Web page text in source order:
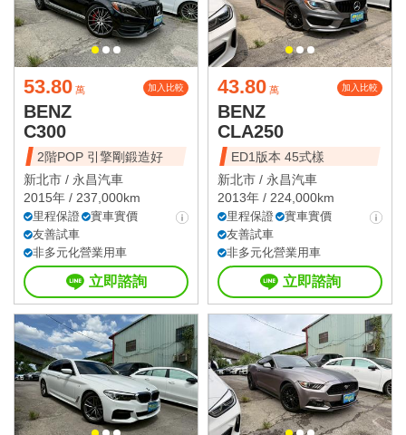
53.80 萬 加入比較
BENZ
C300
2階POP 引擎剛鍛造好
新北市 / 永昌汽車
2015年 / 237,000km
里程保證
實車實價
友善試車
非多元化營業用車
立即諮詢
43.80 萬 加入比較
BENZ
CLA250
ED1版本 45式樣
新北市 / 永昌汽車
2013年 / 224,000km
里程保證
實車實價
友善試車
非多元化營業用車
立即諮詢